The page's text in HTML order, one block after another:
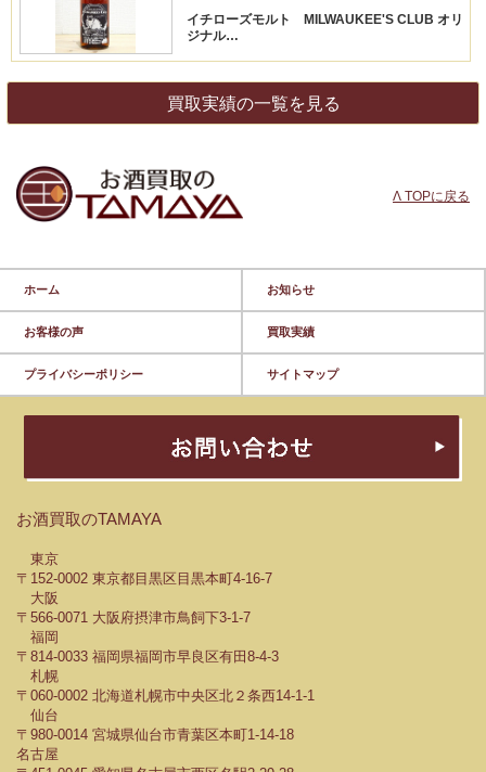
イチローズモルト MILWAUKEE'S CLUB オリ
ジナル…
買取実績の一覧を見る
Λ TOPに戻る
ホーム お知らせ
お客様の声 買取実績
プライバシーポリシー サイトマップ
お酒買取のTAMAYA
東京
〒152-0002 東京都目黒区目黒本町4-16-7
大阪
〒566-0071 大阪府摂津市鳥飼下3-1-7
福岡
〒814-0033 福岡県福岡市早良区有田8-4-3
札幌
〒060-0002 北海道札幌市中央区北２条西14-1-1
仙台
〒980-0014 宮城県仙台市青葉区本町1-14-18
名古屋